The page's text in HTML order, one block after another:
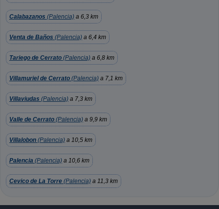
Calabazanos (Palencia) a 6,3 km
Venta de Baños (Palencia) a 6,4 km
Tariego de Cerrato (Palencia) a 6,8 km
Villamuriel de Cerrato (Palencia) a 7,1 km
Villaviudas (Palencia) a 7,3 km
Valle de Cerrato (Palencia) a 9,9 km
Villalobon (Palencia) a 10,5 km
Palencia (Palencia) a 10,6 km
Cevico de La Torre (Palencia) a 11,3 km